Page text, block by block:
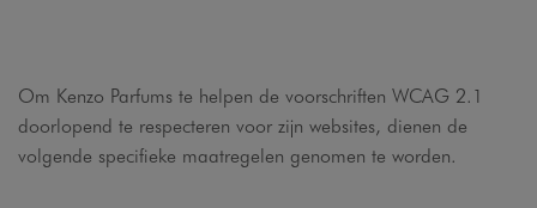
Om Kenzo Parfums te helpen de voorschriften WCAG 2.1
doorlopend te respecteren voor zijn websites, dienen de
volgende specifieke maatregelen genomen te worden.